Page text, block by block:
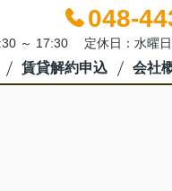
048-
～ 17:30 定休日：水曜日
賃貸解約申込 会社